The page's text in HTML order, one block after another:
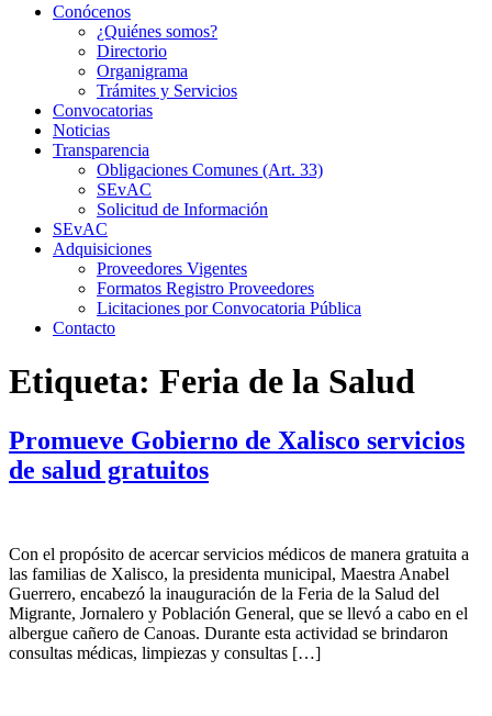
Conócenos
¿Quiénes somos?
Directorio
Organigrama
Trámites y Servicios
Convocatorias
Noticias
Transparencia
Obligaciones Comunes (Art. 33)
SEvAC
Solicitud de Información
SEvAC
Adquisiciones
Proveedores Vigentes
Formatos Registro Proveedores
Licitaciones por Convocatoria Pública
Contacto
Etiqueta: Feria de la Salud
Promueve Gobierno de Xalisco servicios
de salud gratuitos
Con el propósito de acercar servicios médicos de manera gratuita a
las familias de Xalisco, la presidenta municipal, Maestra Anabel
Guerrero, encabezó la inauguración de la Feria de la Salud del
Migrante, Jornalero y Población General, que se llevó a cabo en el
albergue cañero de Canoas. Durante esta actividad se brindaron
consultas médicas, limpiezas y consultas […]